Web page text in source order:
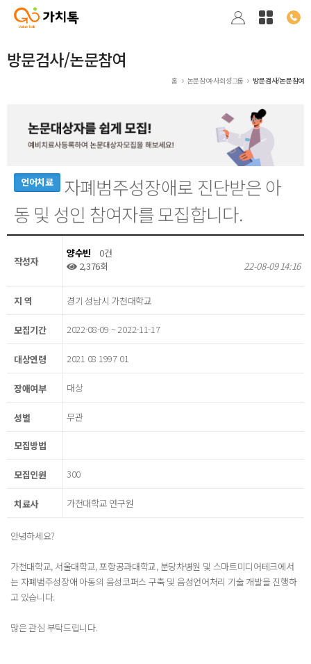
방문검사/논문참여
홈 논문참여·사회성그룹 방문검사/논문참여
언어치료
자폐범주성장애로 진단받은 아
동 및 성인 참여자를 모집합니다.
작성자
양수빈
0건
2,376회
22-08-09 14:16
지 역 경기 성남시 가천대학교
모집기간 2022-08-09 ~ 2022-11-17
대상연령 2021 08 1997 01
장애여부 대상
성별 무관
모집방법
모집인원 300
치료사 가천대학교 연구원
안녕하세요?
가천대학교, 서울대학교, 포항공과대학교, 분당차병원 및 스마트미디어테크에서
는 자폐범주성장애 아동의 음성코퍼스 구축 및 음성언어처리 기술 개발을 진행하
고 있습니다.
많은 관심 부탁드립니다.